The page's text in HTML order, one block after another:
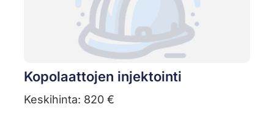
Kopolaattojen injektointi
Keskihinta: 820 €